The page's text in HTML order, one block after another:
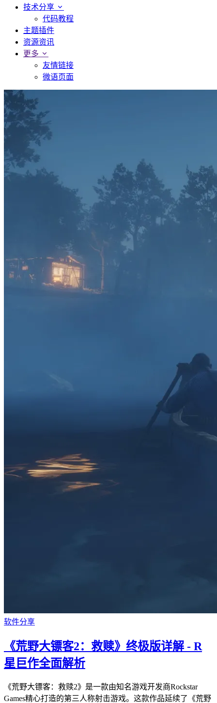
技术分享
代码教程
主题插件
资源资讯
更多
友情链接
微语页面
软件分享
《荒野大镖客2：救赎》终极版详解 - R
星巨作全面解析
《荒野大镖客：救赎2》是一款由知名游戏开发商Rockstar
Games精心打造的第三人称射击游戏。这款作品延续了《荒野